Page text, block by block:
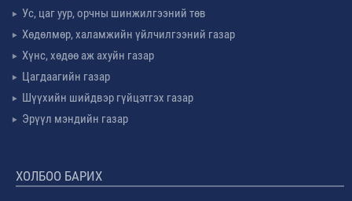
Ус, цаг уур, орчны шинжилгээний төв
Хөдөлмөр, халамжийн үйлчилгээний газар
Хүнс, хөдөө аж ахуйн газар
Цагдаагийн газар
Шүүхийн шийдвэр гүйцэтгэх газар
Эрүүл мэндийн газар
ХОЛБОО БАРИХ